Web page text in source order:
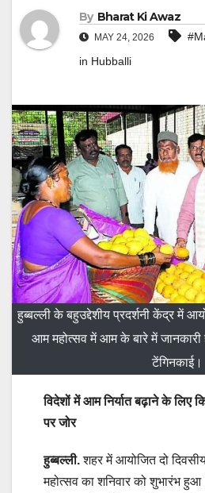
By Bharat Ki Awaz
MAY 24, 2026
in Hubballi
हुब्बल्ली के बहुउद्देशीय प्रदर्शनी केंद्र में
आम महोत्सव में आम के बारे में
टेंगिनकाई।
विदेशों में आम निर्यात बढ़ाने के लिए
पर जोर
हुब्बल्ली.शहर में आयोजित दो
महोत्सव का शनिवार को शुभारंभ